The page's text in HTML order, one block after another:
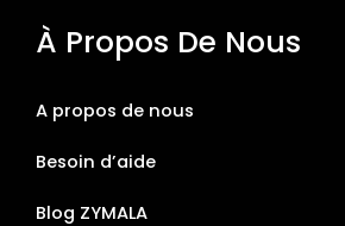
À Propos De Nous
A propos de nous
Besoin d’aide
Blog ZYMALA